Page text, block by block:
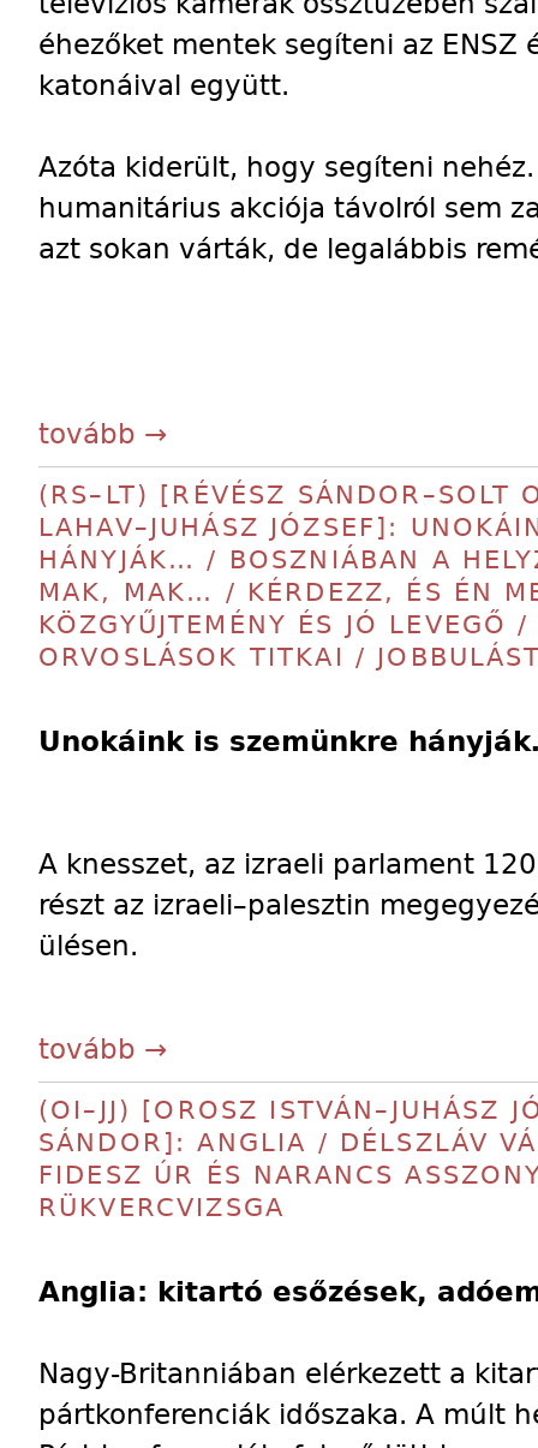
éhezőket mentek segíteni az ENSZ
katonáival együtt.
Azóta kiderült, hogy segíteni nehéz.
humanitárius akciója távolról sem
azt sokan várták, de legalábbis
tovább →
(RS–LT) [RÉVÉSZ SÁNDOR–SOLT
LAHAV–JUHÁSZ JÓZSEF]:
HÁNYJÁK… / BOSZNIÁBAN A
MAK, MAK… / KÉRDEZZ, ÉS ÉN
KÖZGYŰJTEMÉNY ÉS JÓ LEVEGŐ
ORVOSLÁSOK TITKAI /
Unokáink is szemünkre
A knesszet, az izraeli parlament
részt az izraeli–palesztin
ülésen.
tovább →
(OI–JJ) [OROSZ ISTVÁN–JUHÁSZ
SÁNDOR]: ANGLIA / DÉLSZLÁV
FIDESZ ÚR ÉS NARANCS
RÜKVERCVIZSGA
Anglia: kitartó esőzések,
Nagy-Britanniában elérkezett a
pártkonferenciák időszaka. A múlt